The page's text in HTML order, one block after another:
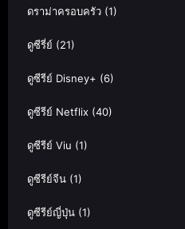
ดราม่าครอบครัว (1)
ดูซีรี่ย์ (21)
ดูซีรีย์ Disney+ (6)
ดูซีรีย์ Netflix (40)
ดูซีรีย์ Viu (1)
ดูซีรีย์จีน (1)
ดูซีรีย์ญี่ปุ่น (1)